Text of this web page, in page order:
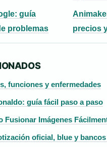
guía
problemas
precios
funciones y enfermedades
guía fácil paso a paso
Fusionar Imágenes
oficial, blue y